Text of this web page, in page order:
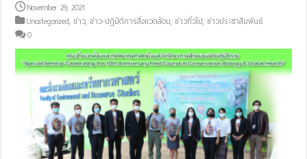
November 29, 2021
Uncategorized,ข่าว,ข่าว-ปฏิบัติการสิ่งแวดล้อม,ข่าวทั่วไป,ข่าวประชาสัมพันธ์
0